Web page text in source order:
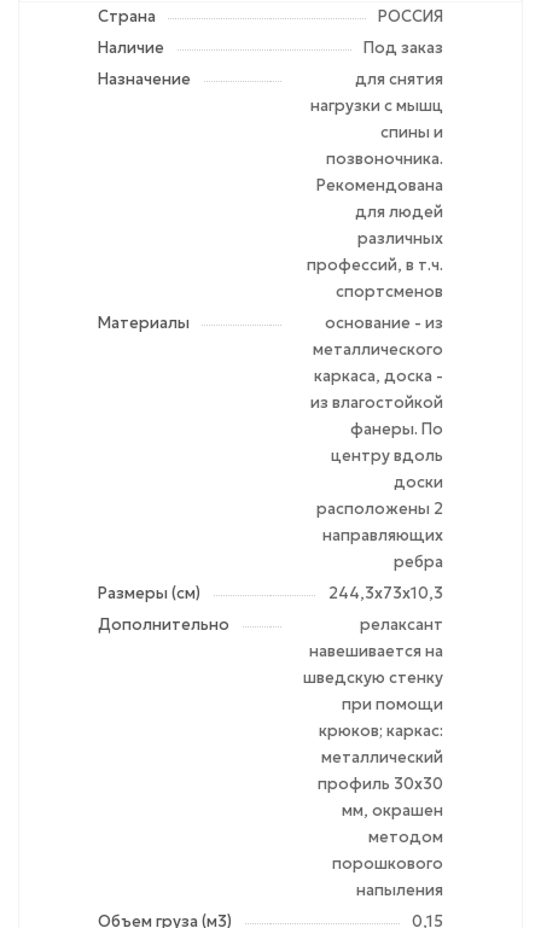
Страна
РОССИЯ
Наличие
Под заказ
Назначение
для снятия
нагрузки с мышц
спины и
позвоночника.
Рекомендована
для людей
различных
профессий, в т.ч.
спортсменов
Материалы
основание - из
металлического
каркаса, доска -
из влагостойкой
фанеры. По
центру вдоль
доски
расположены 2
направляющих
ребра
Размеры (см)
244,3х73х10,3
Дополнительно
релаксант
навешивается на
шведскую стенку
при помощи
крюков; каркас:
металлический
профиль 30х30
мм, окрашен
методом
порошкового
напыления
Объем груза (м3)
0,15